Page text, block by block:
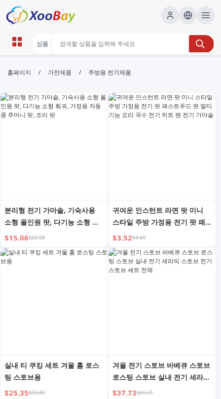
주방용 전기제품 | XOOBAY B2B/B2C
주방용 전기제품,주방가전,소형주방가전,주방필수가전,
주방전자제품, wholesale 주방용 전기제품, XOOBAY
홈페이지 / 가전제품 / 주방용 전기제품
분리형 전기 가마솥, 기숙사용
소형 올인원 팟, 다기능 소형 훠
궈, 가정용 자동 콩 주머니 팟, 조
리 팟
$15.06$20.08
귀여운 인스턴트 라면 팟 미니
스타일 주방 가정용 전기 팟 패
스트푸드 팟 멀티 기능 요리 국
수 전기 히트 팬 전기 가마솥
$3.52$4.69
실내 티 쿠킹 세트 겨울 홈 로스
팅 스토브용
$25.35$33.80
겨울 전기 스토브 바베큐 스토브
로스팅 스토브 실내 전기 세라믹
스토브 전기 스토브 세트 전체
$37.73$50.31